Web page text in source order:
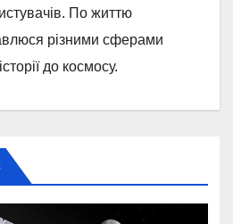
По життю
різними сферами
до космосу.